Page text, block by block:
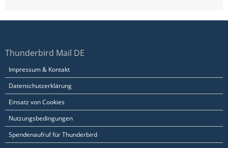
Thunderbird Mail DE
Impressum & Kontakt
Datenschutzerklärung
Einsatz von Cookies
Nutzungsbedingungen
Spendenaufruf für Thunderbird